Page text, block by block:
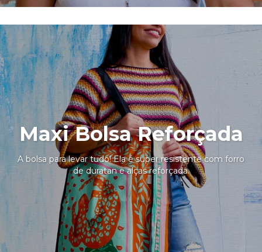
Maxi Bolsa Reforçada
A bolsa para levar tudo! Ela é super resistente com forro
de duratan e alças reforçada.